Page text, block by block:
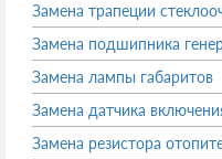
Замена трапеции
Замена подшипника
Замена лампы габаритов
Замена датчика
Замена резистора